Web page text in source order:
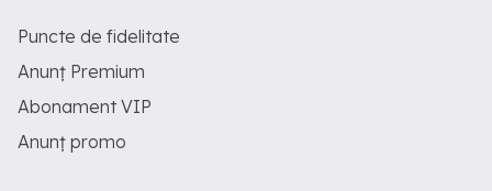
Puncte de fidelitate
Anunț Premium
Abonament VIP
Anunț promo